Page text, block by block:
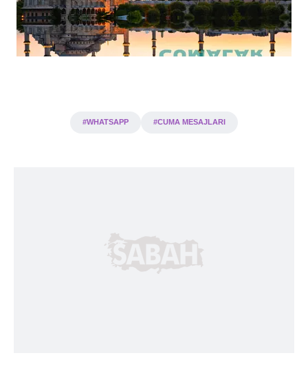
#WHATSAPP #CUMA MESAJLARI